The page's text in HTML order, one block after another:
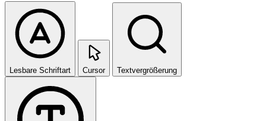
Lesbare Schriftart Cursor Textvergrößerung